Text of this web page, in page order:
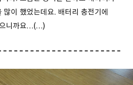
많이 했었는데요. 배터리 충전기에
으니까요…(…)